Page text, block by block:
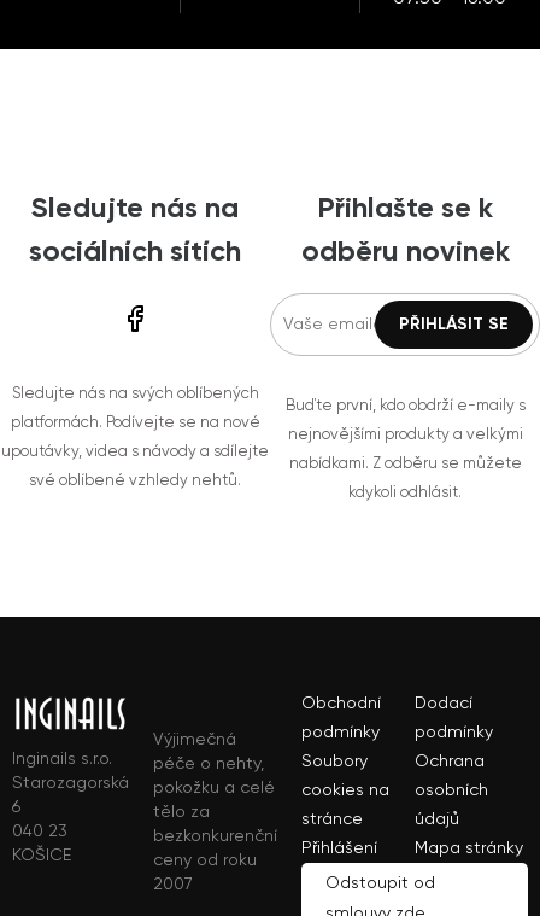
Sledujte nás na
sociálních sítích
Sledujte nás na svých oblíbených
platformách. Podívejte se na nové
upoutávky, videa s návody a sdílejte
své oblíbené vzhledy nehtů.
Přihlašte se k
odběru novinek
Buďte první, kdo obdrží e-maily s
nejnovějšími produkty a velkými
nabídkami. Z odběru se můžete
kdykoli odhlásit.
Inginails s.r.o.
Starozagorská
6
040 23
KOŠICE
Výjimečná
péče o nehty,
pokožku a celé
tělo za
bezkonkurenční
ceny od roku
2007
Obchodní
podmínky
Dodací
podmínky
Soubory
cookies na
stránce
Ochrana
osobních
údajů
Přihlášení
Mapa stránky
Odstoupit od